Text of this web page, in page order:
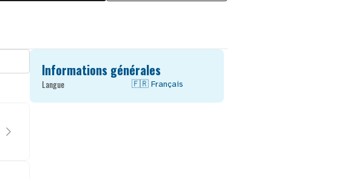
Informations générales
Langue 🇫🇷 Français